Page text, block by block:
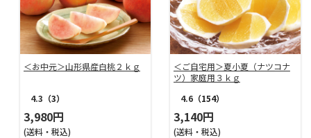
＜お中元＞山形県産白桃２ｋｇ
4.3 （3）
3,980円
(送料・税込)
＜ご自宅用＞夏小夏（ナツコナ
ツ）家庭用３ｋｇ
4.6（154）
3,140円
(送料・税込)